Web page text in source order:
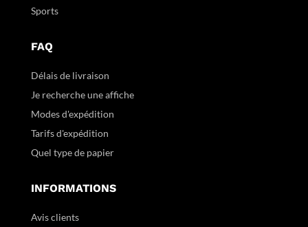
Sports
FAQ
Délais de livraison
Je recherche une affiche
Modes d'expédition
Tarifs d'expédition
Quel type de papier
INFORMATIONS
Avis clients